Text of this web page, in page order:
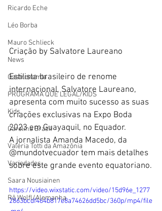
Ricardo Eche
Léo Borba
Mauro Schlieck
News
Gastronomia
PROGRAMA QUE LEGAL/KIDS
Kids
Carolina Brasil
Valéria Totti da Amazônia
Variedades
Saara Nousiainen
Rô Wolfl/Alemanha
Criação by Salvatore Laureano
Estilista brasileiro de renome
internacional, Salvatore Laureano,
apresenta com muito sucesso as suas
criações exclusivas na Expo Boda
2023 em Guayaquil, no Equador.
A jornalista Amanda Macedo, da
@mundotvecuador tem mais detalhes
sobre este grande evento equatoriano.
https://video.wixstatic.com/video/15d96e_1277
2863bcdf464b817e8a74626dd5bc/360p/mp4/file